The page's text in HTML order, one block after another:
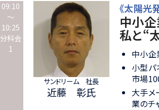
09:10
～
10:25
分科会
1
サンドリーム 社長
近藤 彰氏
《太陽光
中小企
私と“
中小企
小型パ
市場
大手メ
業のチ